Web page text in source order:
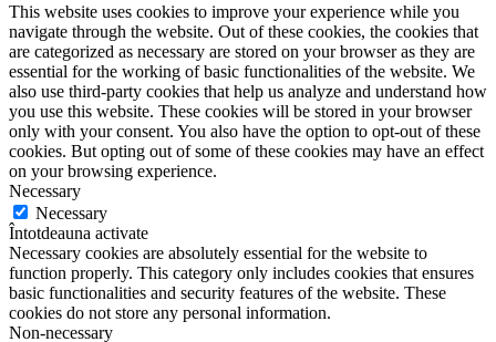
This website uses cookies to improve your experience while you
navigate through the website. Out of these cookies, the cookies that
are categorized as necessary are stored on your browser as they are
essential for the working of basic functionalities of the website. We
also use third-party cookies that help us analyze and understand how
you use this website. These cookies will be stored in your browser
only with your consent. You also have the option to opt-out of these
cookies. But opting out of some of these cookies may have an effect
on your browsing experience.
Necessary
Necessary
Întotdeauna activate
Necessary cookies are absolutely essential for the website to
function properly. This category only includes cookies that ensures
basic functionalities and security features of the website. These
cookies do not store any personal information.
Non-necessary